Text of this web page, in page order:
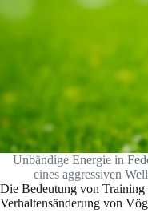
Unbändige Energie in
eines aggressiven
Die Bedeutung von
Verhaltensänderung von